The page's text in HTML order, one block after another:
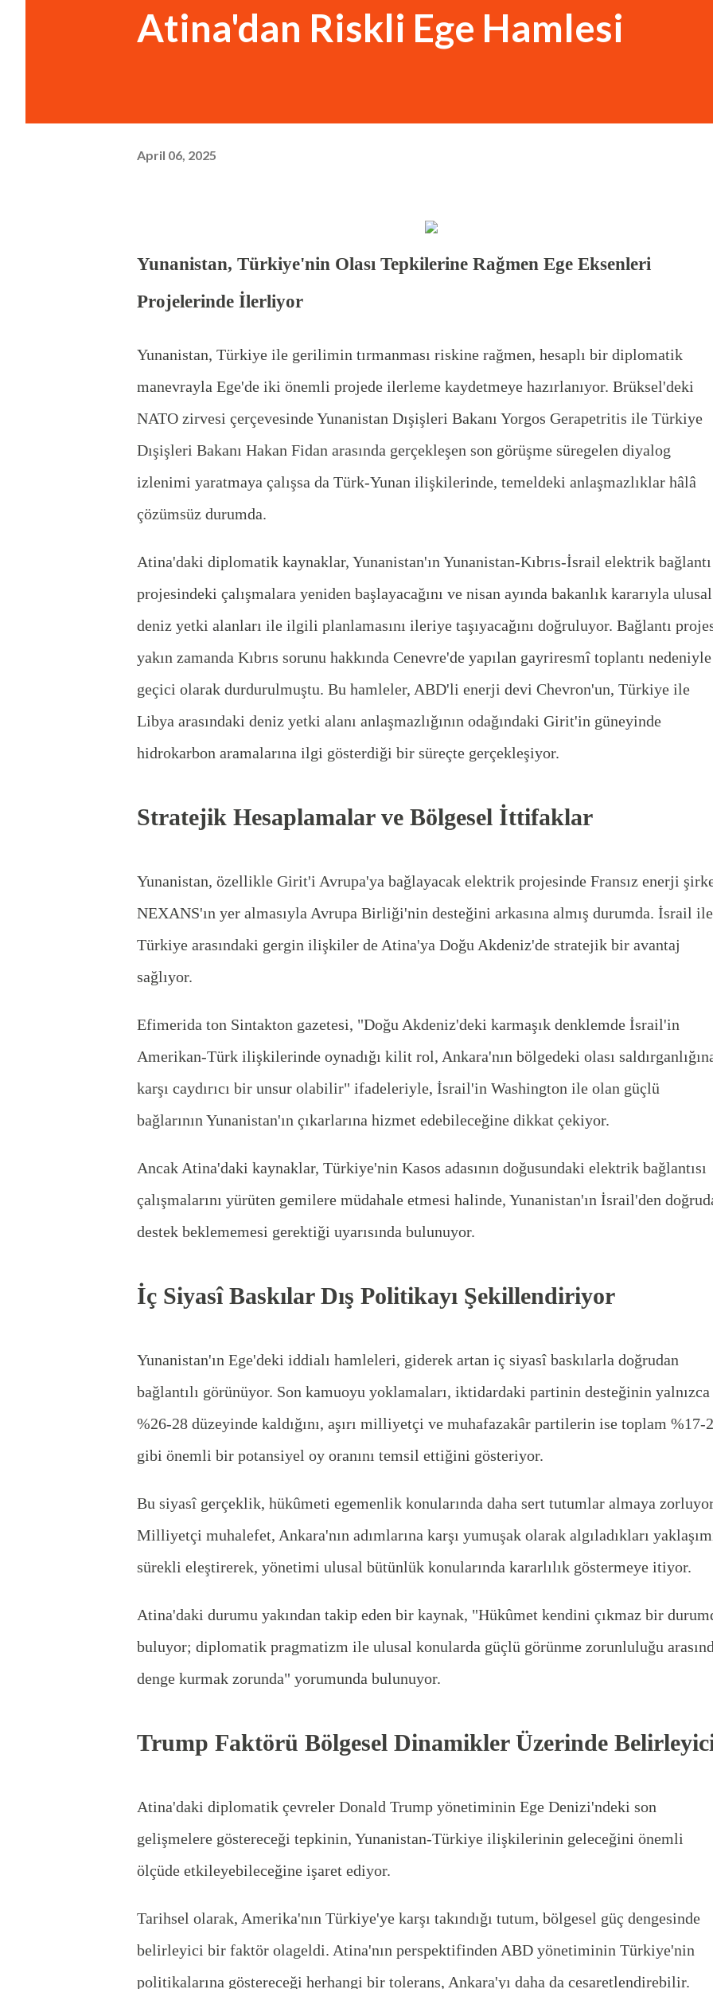
Atina'dan Riskli Ege Hamlesi
April 06, 2025
Yunanistan, Türkiye'nin Olası Tepkilerine Rağmen Ege Eksenleri
Projelerinde İlerliyor
Yunanistan, Türkiye ile gerilimin tırmanması riskine rağmen, hesaplı bir diplomatik
manevrayla Ege'de iki önemli projede ilerleme kaydetmeye hazırlanıyor. Brüksel'deki
NATO zirvesi çerçevesinde Yunanistan Dışişleri Bakanı Yorgos Gerapetritis ile Türkiye
Dışişleri Bakanı Hakan Fidan arasında gerçekleşen son görüşme süregelen diyalog
izlenimi yaratmaya çalışsa da Türk-Yunan ilişkilerinde, temeldeki anlaşmazlıklar hâlâ
çözümsüz durumda.
Atina'daki diplomatik kaynaklar, Yunanistan'ın Yunanistan-Kıbrıs-İsrail elektrik bağlantı
projesindeki çalışmalara yeniden başlayacağını ve nisan ayında bakanlık kararıyla ulusal
deniz yetki alanları ile ilgili planlamasını ileriye taşıyacağını doğruluyor. Bağlantı
yakın zamanda Kıbrıs sorunu hakkında Cenevre'de yapılan gayriresmî toplantı nedeniyle
geçici olarak durdurulmuştu. Bu hamleler, ABD'li enerji devi Chevron'un, Türkiye ile
Libya arasındaki deniz yetki alanı anlaşmazlığının odağındaki Girit'in güneyinde
hidrokarbon aramalarına ilgi gösterdiği bir süreçte gerçekleşiyor.
Stratejik Hesaplamalar ve Bölgesel İttifaklar
Yunanistan, özellikle Girit'i Avrupa'ya bağlayacak elektrik projesinde Fransız enerji
NEXANS'ın yer almasıyla Avrupa Birliği'nin desteğini arkasına almış durumda. İsrail ile
Türkiye arasındaki gergin ilişkiler de Atina'ya Doğu Akdeniz'de stratejik bir avantaj
sağlıyor.
Efimerida ton Sintakton gazetesi, "Doğu Akdeniz'deki karmaşık denklemde İsrail'in
Amerikan-Türk ilişkilerinde oynadığı kilit rol, Ankara'nın bölgedeki olası
karşı caydırıcı bir unsur olabilir" ifadeleriyle, İsrail'in Washington ile olan güçlü
bağlarının Yunanistan'ın çıkarlarına hizmet edebileceğine dikkat çekiyor.
Ancak Atina'daki kaynaklar, Türkiye'nin Kasos adasının doğusundaki elektrik bağlantısı
çalışmalarını yürüten gemilere müdahale etmesi halinde, Yunanistan'ın İsrail'den
destek beklememesi gerektiği uyarısında bulunuyor.
İç Siyasî Baskılar Dış Politikayı Şekillendiriyor
Yunanistan'ın Ege'deki iddialı hamleleri, giderek artan iç siyasî baskılarla doğrudan
bağlantılı görünüyor. Son kamuoyu yoklamaları, iktidardaki partinin desteğinin yalnızca
%26-28 düzeyinde kaldığını, aşırı milliyetçi ve muhafazakâr partilerin ise toplam %17-
gibi önemli bir potansiyel oy oranını temsil ettiğini gösteriyor.
Bu siyasî gerçeklik, hükûmeti egemenlik konularında daha sert tutumlar almaya
Milliyetçi muhalefet, Ankara'nın adımlarına karşı yumuşak olarak algıladıkları
sürekli eleştirerek, yönetimi ulusal bütünlük konularında kararlılık göstermeye itiyor.
Atina'daki durumu yakından takip eden bir kaynak, "Hükûmet kendini çıkmaz bir
buluyor; diplomatik pragmatizm ile ulusal konularda güçlü görünme zorunluluğu
denge kurmak zorunda" yorumunda bulunuyor.
Trump Faktörü Bölgesel Dinamikler Üzerinde
Atina'daki diplomatik çevreler Donald Trump yönetiminin Ege Denizi'ndeki son
gelişmelere göstereceği tepkinin, Yunanistan-Türkiye ilişkilerinin geleceğini önemli
ölçüde etkileyebileceğine işaret ediyor.
Tarihsel olarak, Amerika'nın Türkiye'ye karşı takındığı tutum, bölgesel güç dengesinde
belirleyici bir faktör olageldi. Atina'nın perspektifinden ABD yönetiminin Türkiye'nin
politikalarına göstereceği herhangi bir tolerans, Ankara'yı daha da cesaretlendirebilir.